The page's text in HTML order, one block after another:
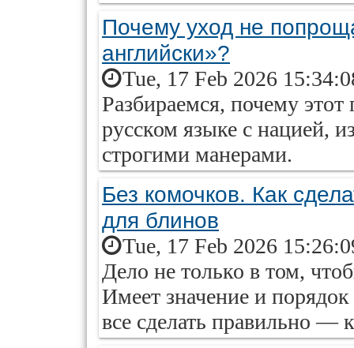
Почему уход не
английски»?
Tue, 17 Feb 2026
Разбираемся, почему
русском языке с нацией,
строгими манерами.
Без комочков. Как
для блинов
Tue, 17 Feb 2026
Дело не только в том,
Имеет значение и
все сделать правильно —